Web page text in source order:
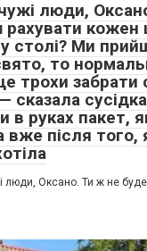
люди,
рахувати кожен
столі? Ми
то
трохи забрати
сказала
в руках пакет,
після того,
люди, Оксано. Ти ж не